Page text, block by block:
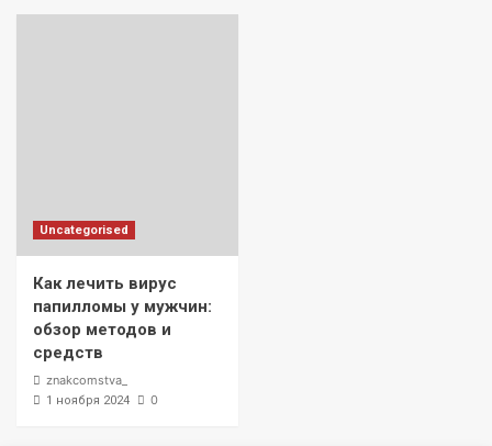
Uncategorised
Как лечить вирус
папилломы у мужчин:
обзор методов и
средств
znakcomstva_
1 ноября 2024 0